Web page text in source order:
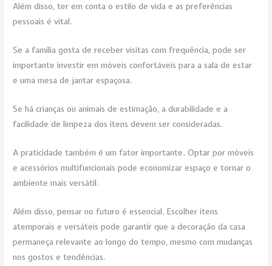
Além disso, ter em conta o estilo de vida e as preferências
pessoais é vital.
Se a família gosta de receber visitas com frequência, pode ser
importante investir em móveis confortáveis para a sala de estar
e uma mesa de jantar espaçosa.
Se há crianças ou animais de estimação, a durabilidade e a
facilidade de limpeza dos itens devem ser consideradas.
A praticidade também é um fator importante. Optar por móveis
e acessórios multifuncionais pode economizar espaço e tornar o
ambiente mais versátil.
Além disso, pensar no futuro é essencial. Escolher itens
atemporais e versáteis pode garantir que a decoração da casa
permaneça relevante ao longo do tempo, mesmo com mudanças
nos gostos e tendências.